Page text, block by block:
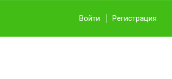
Войти Регистрация